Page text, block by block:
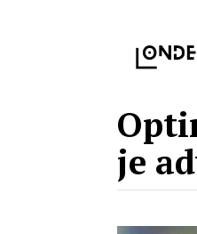
je